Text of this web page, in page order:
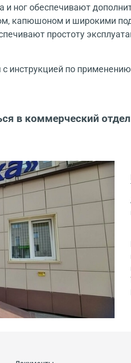
ног обеспечивают
капюшоном и широкими
простоту
инструкцией по
в коммерческий